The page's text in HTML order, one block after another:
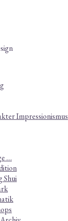
Impressionismus
…
Shui